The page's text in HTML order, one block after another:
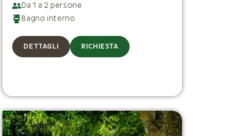
Da 1 a 2 persone
Bagno interno
DETTAGLI RICHIESTA